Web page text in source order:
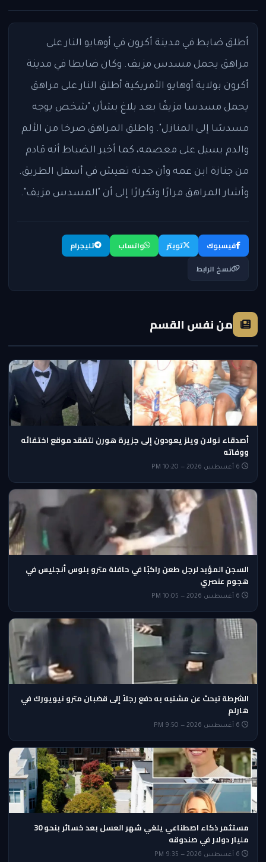
أطلق ضابط في مدينة أكرون في أوهايو النار على
مراهق يحمل مسدس مزيف. وكان ضابطا في مدينة
أكرون بولاية أوهايو الأمريكية أطلق النار على مراهق
يحمل مسدسا مزيفًا بعد بلاغ بشأن "شخص يوجه
مسدسًا إلى المنازل". واطلق المراهق صرخا من الألم
والدم يسيل على معصمه، كما أخبر الضباط أنه قادم
من جنازة ابن عمه وأن جدته تعيش في أسفل الطريق.
وأشار المراهق مرارًا وتكرارًا إلى أن "المسدس مزيف".
فيسبوك تويتر واتساب
تليجرام
نسخ الرابط
من نفس القسم
أصدقاء نولان ويلز يعودون إلى جزيرة هورن لتفقد موقع اختفائه
ووفاته
السجن المؤبد لرجل طعن راكبًا في حافلة مترو بلوس أنجليس في
هجوم عنصري
الشرطة تبحث عن مشتبه به دفع رجلاً إلى قضبان مترو نيويورك في
هارلم
مستثمر ذكاء اصطناعي يلغي شهر العسل بعد خسائر بنحو 30
مليار دولار في صندوقه